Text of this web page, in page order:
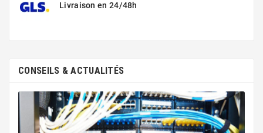
Livraison en 24/48h
CONSEILS & ACTUALITÉS